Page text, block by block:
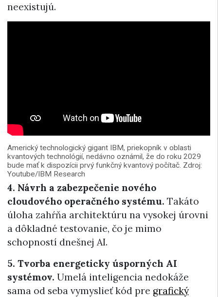
neexistujú.
Americký technologický gigant IBM, priekopník v oblasti
kvantových technológií, nedávno oznámil, že do roku 2029
bude mať k dispozícii prvý funkčný kvantový počítač. Zdroj:
Youtube/IBM Research
4. Návrh a zabezpečenie nového
cloudového operačného systému. Takáto
úloha zahŕňa architektúru na vysokej úrovni
a dôkladné testovanie, čo je mimo
schopností dnešnej AI.
5. Tvorba energeticky úsporných AI
systémov. Umelá inteligencia nedokáže
sama od seba vymyslieť kód pre grafický